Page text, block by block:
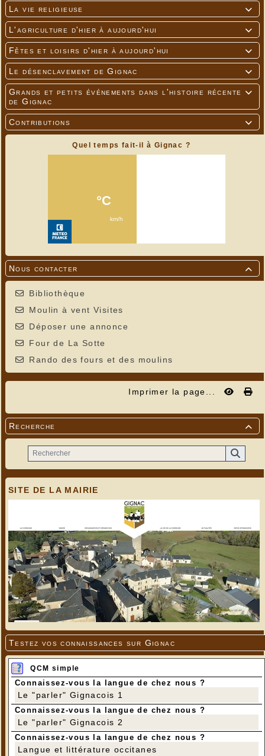

La vie religieuse

L'agriculture d'hier à aujourd'hui

Fêtes et loisirs d'hier à aujourd'hui

Le désenclavement de Gignac

Grands et petits événements dans l'histoire récente
de Gignac

Contributions
Quel temps fait-il à Gignac ?

Nous contacter
Bibliothèque
Moulin à vent Visites
Déposer une annonce
Four de La Sotte
Rando des fours et des moulins
Imprimer la page...

Recherche
SITE DE LA MAIRIE
Testez vos connaissances sur Gignac
QCM simple
Connaissez-vous la langue de chez nous ?
Le "parler" Gignacois 1
Connaissez-vous la langue de chez nous ?
Le "parler" Gignacois 2
Connaissez-vous la langue de chez nous ?
Langue et littérature occitanes
Pont des Bugues